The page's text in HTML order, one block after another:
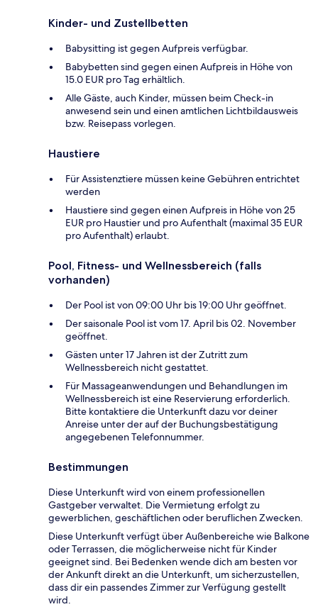
Kinder- und Zustellbetten
Babysitting ist gegen Aufpreis verfügbar.
Babybetten sind gegen einen Aufpreis in Höhe von
15.0 EUR pro Tag erhältlich.
Alle Gäste, auch Kinder, müssen beim Check-in
anwesend sein und einen amtlichen Lichtbildausweis
bzw. Reisepass vorlegen.
Haustiere
Für Assistenztiere müssen keine Gebühren entrichtet
werden
Haustiere sind gegen einen Aufpreis in Höhe von 25
EUR pro Haustier und pro Aufenthalt (maximal 35 EUR
pro Aufenthalt) erlaubt.
Pool, Fitness- und Wellnessbereich (falls
vorhanden)
Der Pool ist von 09:00 Uhr bis 19:00 Uhr geöffnet.
Der saisonale Pool ist vom 17. April bis 02. November
geöffnet.
Gästen unter 17 Jahren ist der Zutritt zum
Wellnessbereich nicht gestattet.
Für Massageanwendungen und Behandlungen im
Wellnessbereich ist eine Reservierung erforderlich.
Bitte kontaktiere die Unterkunft dazu vor deiner
Anreise unter der auf der Buchungsbestätigung
angegebenen Telefonnummer.
Bestimmungen
Diese Unterkunft wird von einem professionellen
Gastgeber verwaltet. Die Vermietung erfolgt zu
gewerblichen, geschäftlichen oder beruflichen Zwecken.
Diese Unterkunft verfügt über Außenbereiche wie Balkone
oder Terrassen, die möglicherweise nicht für Kinder
geeignet sind. Bei Bedenken wende dich am besten vor
der Ankunft direkt an die Unterkunft, um sicherzustellen,
dass dir ein passendes Zimmer zur Verfügung gestellt
wird.